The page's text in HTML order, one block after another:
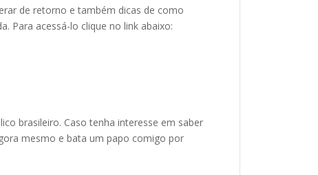
de retorno e também dicas de como
Para acessá-lo clique no link abaixo:
brasileiro. Caso tenha interesse em saber
mesmo e bata um papo comigo por